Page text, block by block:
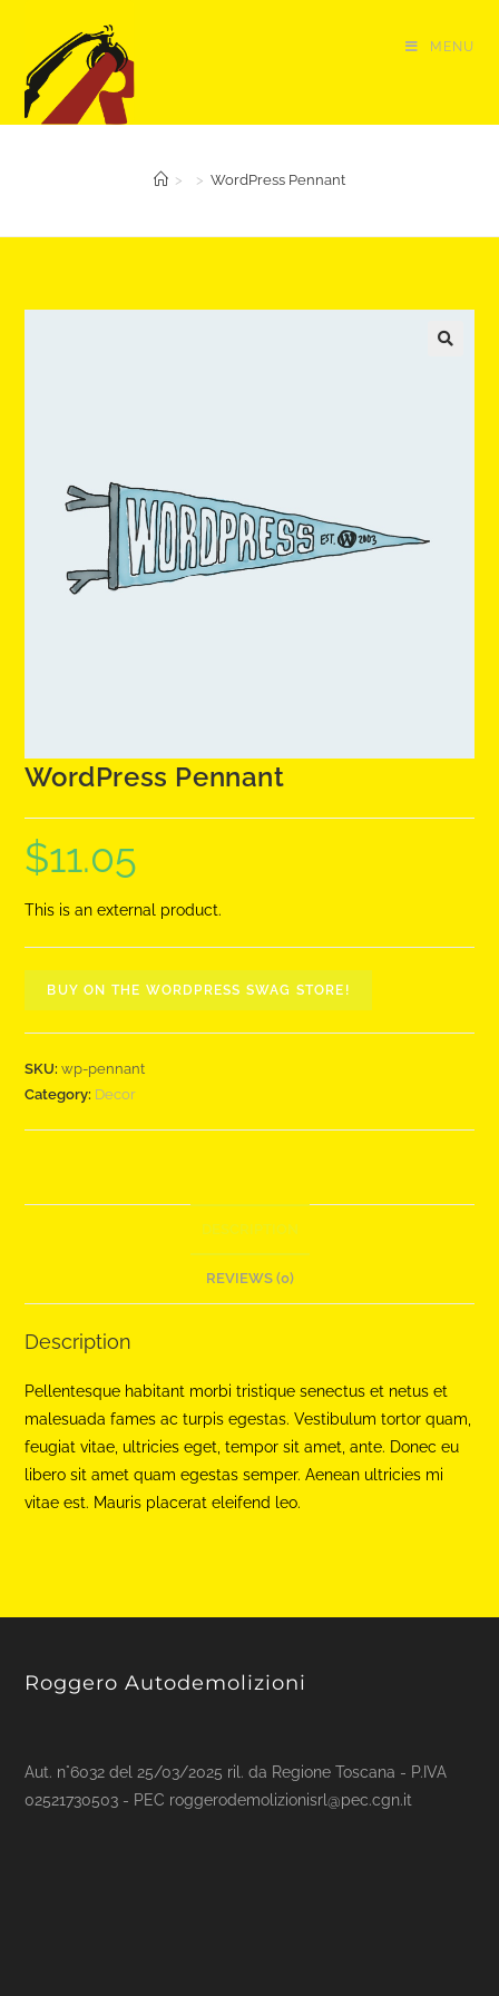
contenuto
MENU
> > WordPress Pennant
WordPress Pennant
$11.05
This is an external product.
BUY ON THE WORDPRESS SWAG STORE!
SKU:wp-pennant
Category: Decor
DESCRIPTION
REVIEWS (0)
Description
Pellentesque habitant morbi tristique senectus et netus et
malesuada fames ac turpis egestas. Vestibulum tortor quam,
feugiat vitae, ultricies eget, tempor sit amet, ante. Donec eu
libero sit amet quam egestas semper. Aenean ultricies mi
vitae est. Mauris placerat eleifend leo.
Roggero Autodemolizioni
Aut. n°6032 del 25/03/2025 ril. da Regione Toscana - P.IVA
02521730503 - PEC roggerodemolizionisrl@pec.cgn.it